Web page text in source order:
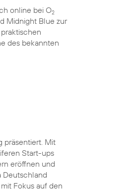
online bei O2
Midnight Blue zur
des bekannten
präsentiert. Mit
Start-ups
eröffnen und
Deutschland
Fokus auf den